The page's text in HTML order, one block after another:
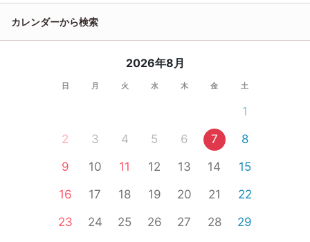
カレンダーから検索
2026年8月
日 月 火 水 木 金 土
1
2
3 4 5 6 7
8
9
10 11 12 13 14
15
16
17 18 19 20 21
22
23
24 25 26 27 28
29